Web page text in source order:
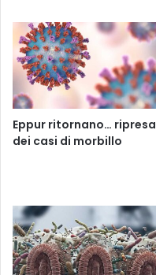
Eppur ritornano… ripresa
dei casi di morbillo